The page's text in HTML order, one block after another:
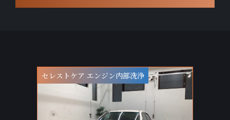
セレストケア エンジン内部洗浄